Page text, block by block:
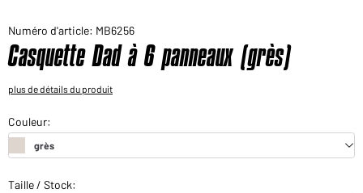
Numéro d'article: MB6256
Casquette Dad à 6 panneaux (grès)
plus de détails du produit